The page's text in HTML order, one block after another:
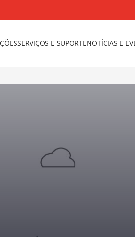
SERVIÇOS E SUPORTENOTÍCIAS E